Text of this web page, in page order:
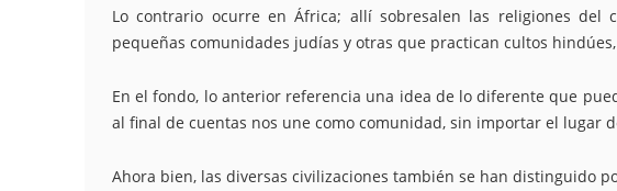
Lo contrario ocurre en África; allí sobresalen las religiones del
pequeñas comunidades judías y otras que practican cultos
En el fondo, lo anterior referencia una idea de lo diferente que
al final de cuentas nos une como comunidad, sin importar el lugar
Ahora bien, las diversas civilizaciones también se han distinguido